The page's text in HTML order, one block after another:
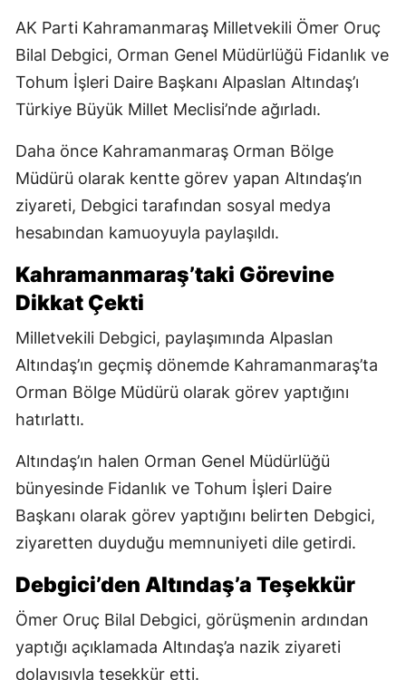
AK Parti Kahramanmaraş Milletvekili Ömer Oruç
Bilal Debgici, Orman Genel Müdürlüğü Fidanlık ve
Tohum İşleri Daire Başkanı Alpaslan Altındaş’ı
Türkiye Büyük Millet Meclisi’nde ağırladı.
Daha önce Kahramanmaraş Orman Bölge
Müdürü olarak kentte görev yapan Altındaş’ın
ziyareti, Debgici tarafından sosyal medya
hesabından kamuoyuyla paylaşıldı.
Kahramanmaraş’taki Görevine
Dikkat Çekti
Milletvekili Debgici, paylaşımında Alpaslan
Altındaş’ın geçmiş dönemde Kahramanmaraş’ta
Orman Bölge Müdürü olarak görev yaptığını
hatırlattı.
Altındaş’ın halen Orman Genel Müdürlüğü
bünyesinde Fidanlık ve Tohum İşleri Daire
Başkanı olarak görev yaptığını belirten Debgici,
ziyaretten duyduğu memnuniyeti dile getirdi.
Debgici’den Altındaş’a Teşekkür
Ömer Oruç Bilal Debgici, görüşmenin ardından
yaptığı açıklamada Altındaş’a nazik ziyareti
dolayısıyla teşekkür etti.